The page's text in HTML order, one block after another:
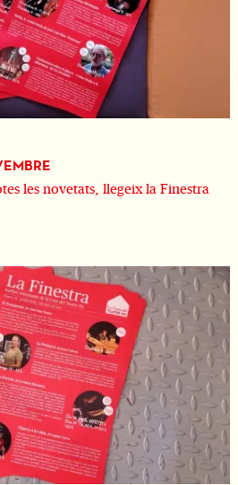
les novetats, llegeix la Finestra